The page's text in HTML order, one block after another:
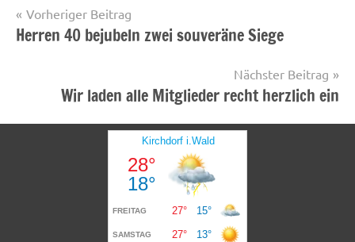
Startseite
Beitragsnavigation
Vorheriger Beitrag
Herren 40 bejubeln zwei souveräne Siege
Nächster Beitrag
Wir laden alle Mitglieder recht herzlich ein